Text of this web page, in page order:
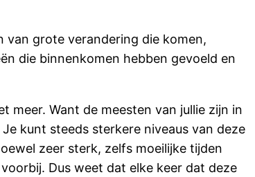
van grote verandering die komen,
die binnenkomen hebben gevoeld en
meer. Want de meesten van jullie zijn in
kunt steeds sterkere niveaus van deze
zeer sterk, zelfs moeilijke tijden
Dus weet dat elke keer dat deze